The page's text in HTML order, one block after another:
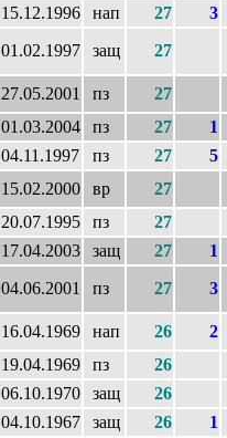
15.12.1996 нап 27 3
01.02.1997 защ 27
27.05.2001 пз 27
01.03.2004 пз 27 1
04.11.1997 пз 27 5
15.02.2000 вр 27
20.07.1995 пз 27
17.04.2003 защ 27 1
04.06.2001 пз 27 3
16.04.1969 нап 26 2
19.04.1969 пз 26
06.10.1970 защ 26
04.10.1967 защ 26 1